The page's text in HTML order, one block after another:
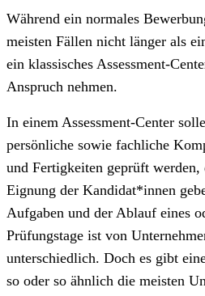
Während ein normales
meisten Fällen nicht länger als
ein klassisches Assessment-
Anspruch nehmen.
In einem Assessment-Center
persönliche sowie fachliche
und Fertigkeiten geprüft
Eignung der Kandidat*innen
Aufgaben und der Ablauf eines
Prüfungstage ist von
unterschiedlich. Doch es gibt
so oder so ähnlich die meisten